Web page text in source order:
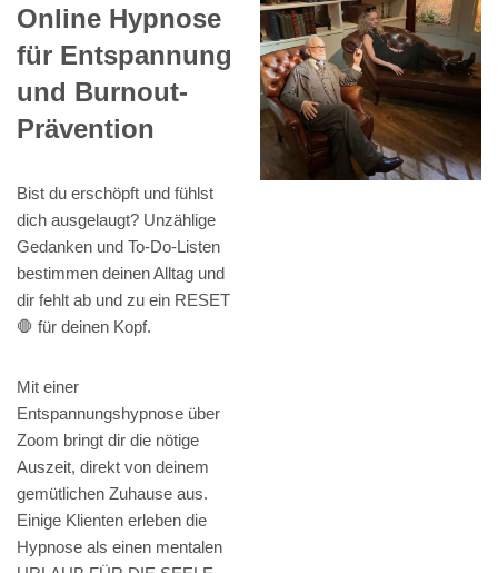
Online Hypnose
für Entspannung
und Burnout-
Prävention
Bist du erschöpft und fühlst
dich ausgelaugt? Unzählige
Gedanken und To-Do-Listen
bestimmen deinen Alltag und
dir fehlt ab und zu ein RESET
🛑 für deinen Kopf.
Mit einer
Entspannungshypnose über
Zoom bringt dir die nötige
Auszeit, direkt von deinem
gemütlichen Zuhause aus.
Einige Klienten erleben die
Hypnose als einen mentalen